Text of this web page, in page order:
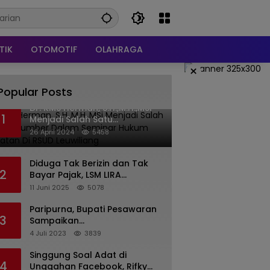
OTOMOTIF OLAHRAGA
×
Posts
1
Dr. KMS Herman, S.H.,M.H.,MSi
Menjadi Salah Satu
Narasumber Dalam Seminar
Hukum kesehatan Di RSUD
26 April 2024 5458
2
Diduga Tak Berizin dan Tak
Bayar Pajak, LSM LIRA
Laporkan Santerra de
Batu
11 Juni 2025 5078
3
Paripurna, Bupati Pesawaran
Sampaikan
Pertanggungjawaban
4 Juli 2023 3839
4
Singgung Soal Adat di
Unggahan Facebook, Rifky